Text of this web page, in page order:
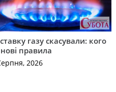
газу скасували: кого
правила
2026